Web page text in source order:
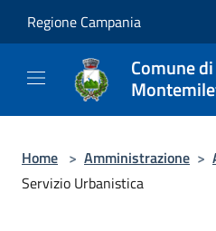
Regione Campania
Comune di
Home > Amministrazione >
Servizio Urbanistica